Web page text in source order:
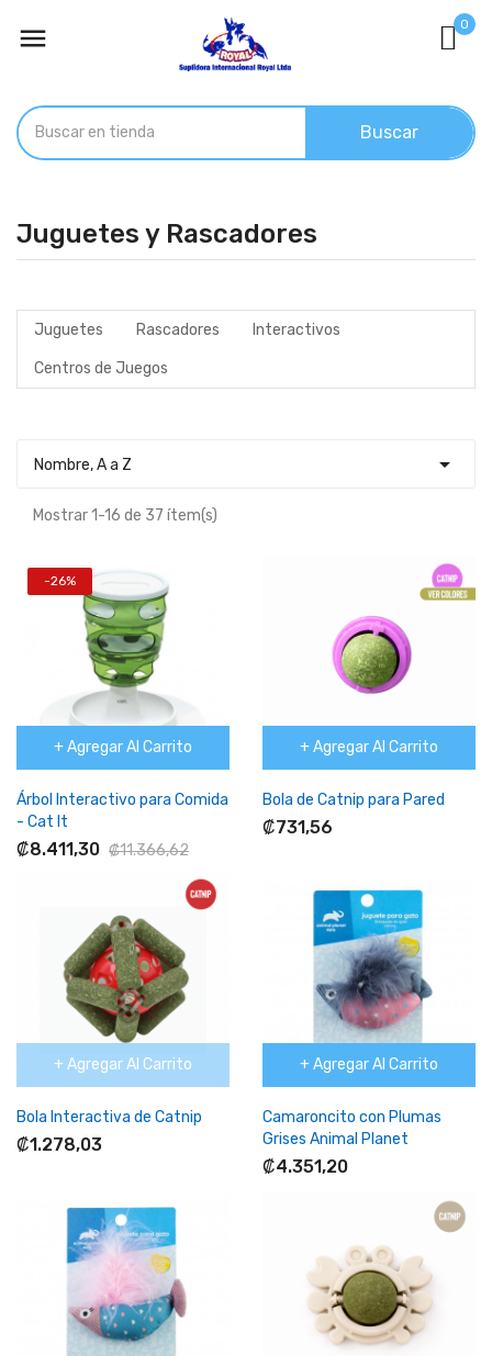
 0
Buscar
Juguetes y Rascadores
Juguetes Rascadores Interactivos
Centros de Juegos
Nombre, A a Z 
Mostrar 1-16 de 37 ítem(s)
-26%
+ Agregar Al Carrito
Árbol Interactivo para Comida
- Cat It
₡8.411,30 ₡11.366,62
+ Agregar Al Carrito
Bola de Catnip para Pared
₡731,56
+ Agregar Al Carrito
Bola Interactiva de Catnip
₡1.278,03
+ Agregar Al Carrito
Camaroncito con Plumas
Grises Animal Planet
₡4.351,20